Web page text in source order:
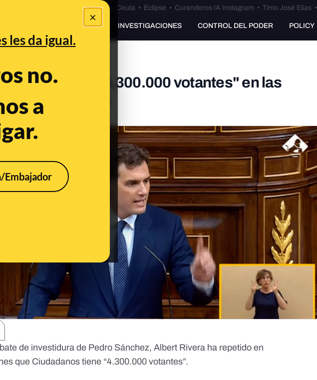
×
les da igual.
no.
a
Embajador
Especial Ceuta•Bulos Ceuta • Eclipse • Curanderos IA Instagram • Timo José Elías •
PREBUNKING INVESTIGACIONES CONTROL DEL PODER POLICY
tuviera "4.300.000 votantes" en las
Albert Rivera
de investidura de Pedro Sánchez, Albert Rivera ha repetido en
que Ciudadanos tiene “4.300.000 votantes”.